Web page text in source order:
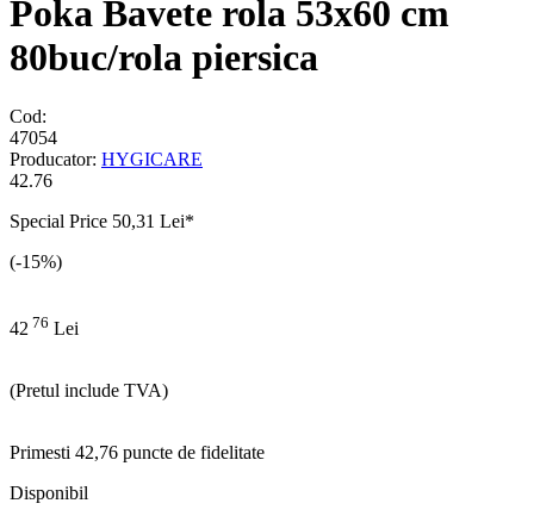
Poka Bavete rola 53x60 cm
80buc/rola piersica
Cod:
47054
Producator: HYGICARE
42.76
Special Price 50,31 Lei*
(-15%)
42 76 Lei
(Pretul include TVA)
Primesti 42,76 puncte de fidelitate
Disponibil